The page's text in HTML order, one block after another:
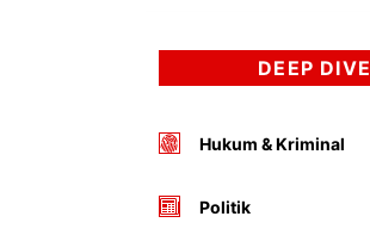
DEEP DIVE
Hukum & Kriminal
Politik